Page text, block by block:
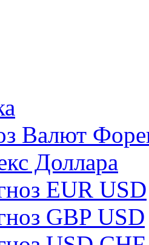
Валют
Доллара
EUR USD
GBP USD